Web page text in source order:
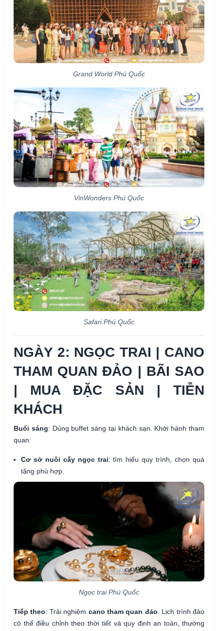
Grand World Phú Quốc
VinWonders Phú Quốc
Safari Phú Quốc
NGÀY 2: NGỌC TRAI | CANO
THAM QUAN ĐẢO | BÃI SAO
| MUA ĐẶC SẢN | TIỄN
KHÁCH
Buổi sáng: Dùng buffet sáng tại khách sạn. Khởi hành tham
quan:
Cơ sở nuôi cấy ngọc trai: tìm hiểu quy trình, chọn quà
tặng phù hợp.
Ngọc trai Phú Quốc
Tiếp theo: Trải nghiệm cano tham quan đảo . Lịch trình đảo
có thể điều chỉnh theo thời tiết và quy định an toàn, thường